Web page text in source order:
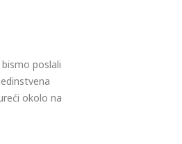
poslali
okolo na